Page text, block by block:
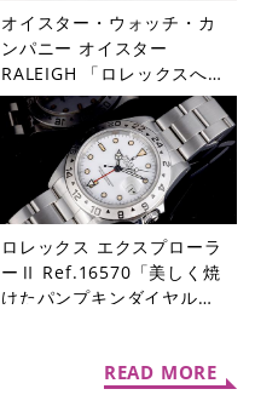
オイスター・ウォッチ・カ
ンパニー オイスター
RALEIGH 「ロレックスへと
受け継がれたDNA」【今週
の逸本 Vol.363】
ロレックス エクスプローラ
ーⅡ Ref.16570「美しく焼
けたパンプキンダイヤル」
READ MORE